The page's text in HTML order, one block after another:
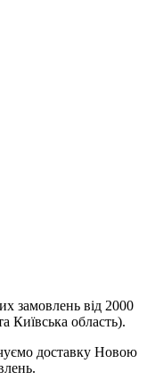
замовлень від 2000
Київська область).
доставку Новою